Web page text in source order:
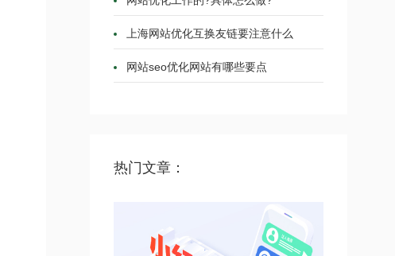
上海网站优化互换友链要注意什么
网站seo优化网站有哪些要点
热门文章：